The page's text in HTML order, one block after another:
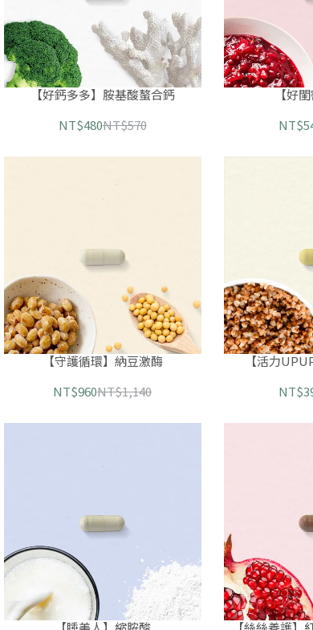
【好鈣多多】胺基酸螯合鈣
NT$480NT$570
【好
【守護循環】納豆激酶
NT$960NT$1,140
【活力